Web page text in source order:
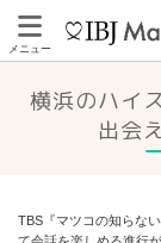
メニュー
横浜のハイ
出会
TBS『マツコの知らな